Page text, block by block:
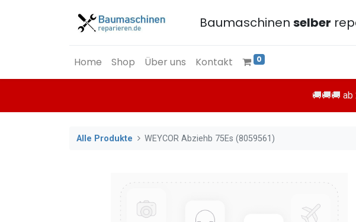
Baumaschinen selber
Home Shop Über uns Kontakt 0
🚚🚚🚚
Alle Produkte WEYCOR Abziehb 75Es (8059561)